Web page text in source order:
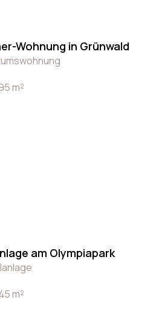
Wohnung in Grünwald
m²
am Olympiapark
m²